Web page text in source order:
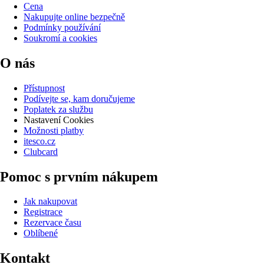
Cena
Nakupujte online bezpečně
Podmínky používání
Soukromí a cookies
O nás
Přístupnost
Podívejte se, kam doručujeme
Poplatek za službu
Nastavení Cookies
Možnosti platby
itesco.cz
Clubcard
Pomoc s prvním nákupem
Jak nakupovat
Registrace
Rezervace času
Oblíbené
Kontakt